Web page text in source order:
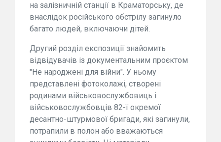
на залізничній станції в Краматорську, де
внаслідок російського обстрілу загинуло
багато людей, включаючи дітей.
Другий розділ експозиції знайомить
відвідувачів із документальним проєктом
"Не народжені для війни". У ньому
представлені фотоколажі, створені
родинами військовослужбовиць і
військовослужбовців 82-ї окремої
десантно-штурмової бригади, які загинули,
потрапили в полон або вважаються